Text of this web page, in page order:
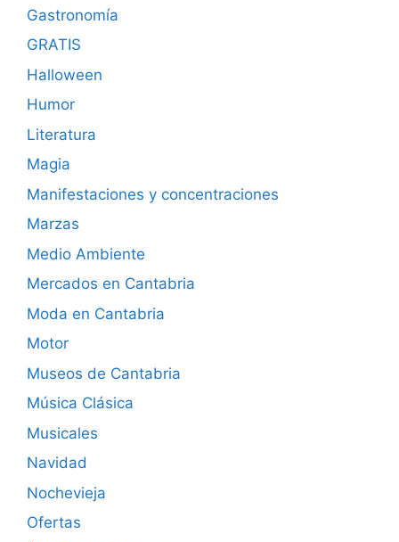
Gastronomía
GRATIS
Halloween
Humor
Literatura
Magia
Manifestaciones y concentraciones
Marzas
Medio Ambiente
Mercados en Cantabria
Moda en Cantabria
Motor
Museos de Cantabria
Música Clásica
Musicales
Navidad
Nochevieja
Ofertas